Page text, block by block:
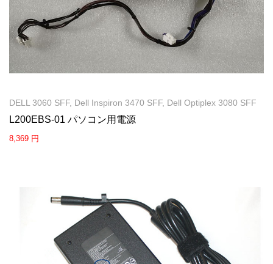
DELL 3060 SFF, Dell Inspiron 3470 SFF, Dell Optiplex 3080 SFF
L200EBS-01 パソコン用電源
8,369 円